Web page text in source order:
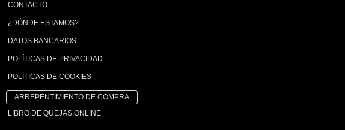
CONTACTO
¿DÓNDE ESTAMOS?
DATOS BANCARIOS
POLÍTICAS DE PRIVACIDAD
POLÍTICAS DE COOKIES
ARREPENTIMIENTO DE COMPRA
LIBRO DE QUEJAS ONLINE